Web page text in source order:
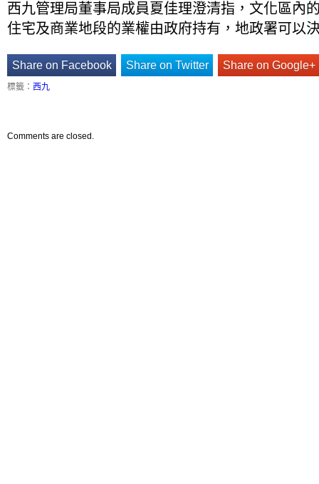
西九管理局董事局成員夏佳理澄清指，文化區內
住宅及商業地段的業權由政府持有，地政署可以
Share on Facebook Share on Twitter Share on Google+
標籤： 西九
Comments are closed.